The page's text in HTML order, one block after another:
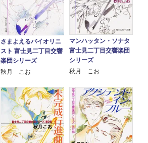
さまよえるバイオリニ
スト 富士見二丁目交響
楽団シリーズ
秋月 こお
マンハッタン・ソナタ
富士見二丁目交響楽団
シリーズ
秋月 こお